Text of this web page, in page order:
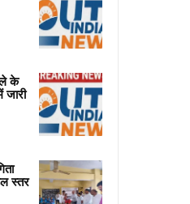
के
जारी
स्तर